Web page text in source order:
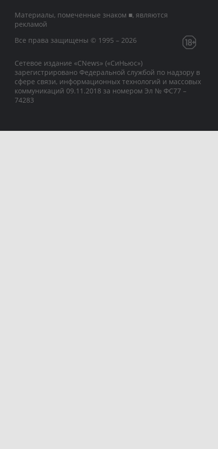
Материалы, помеченные знаком ■, являются
рекламой
Все права защищены © 1995 – 2026
Сетевое издание «CNews» («СиНьюс»)
зарегистрировано Федеральной службой по надзору в
сфере связи, информационных технологий и массовых
коммуникаций 09.11.2018 за номером Эл № ФС77 –
74283